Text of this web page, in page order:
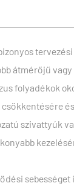
tervezési
átmérőjű
folyadékok
szivattyúk
sebességet